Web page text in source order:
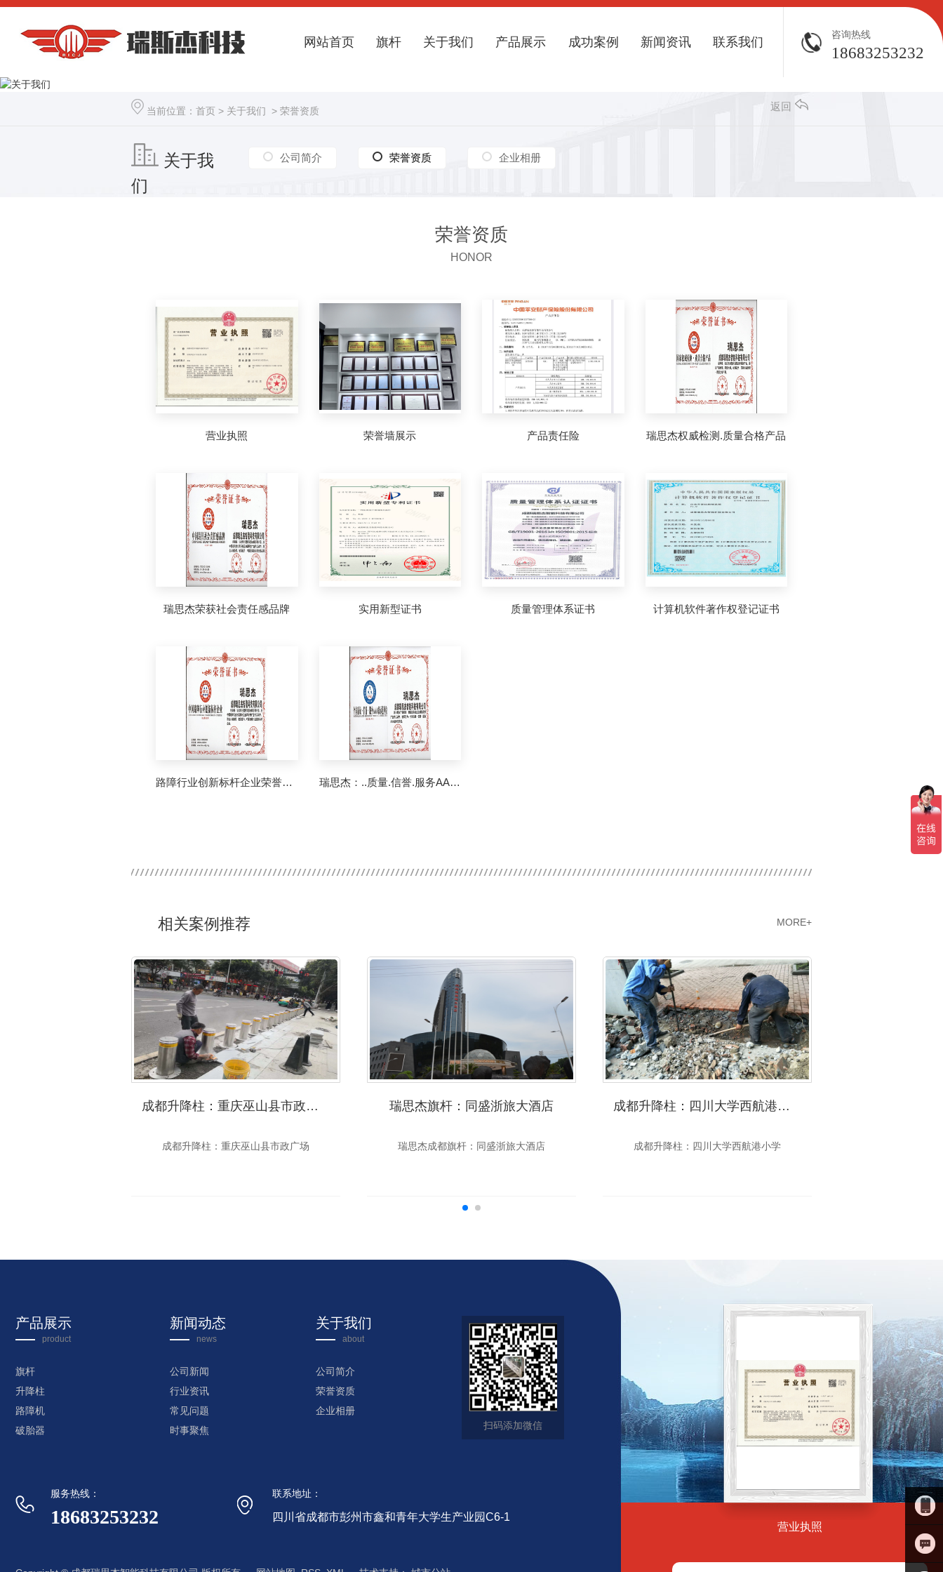
网站首页 旗杆 关于我们 产品展示 成功案例 新闻资讯 联系我们
咨询热线
18683253232
当前位置： 首页 > 关于我们 > 荣誉资质 返回
关于我
们
公司简介 荣誉资质
荣誉资质 企业相册
荣誉资质
HONOR
营业执照 荣誉墙展示 产品责任险 瑞思杰权威检测.质量合格产品
瑞思杰荣获社会责任感品牌 实用新型证书 质量管理体系证书 计算机软件著作权登记证书
路障行业创新标杆企业荣誉证书 瑞思杰：..质量.信誉.服务AAA级示范单位证书
相关案例推荐 MORE+
成都升降柱：重庆巫山县市政广场
成都升降柱：重庆巫山县市政广场
瑞思杰旗杆：同盛浙旅大酒店
瑞思杰成都旗杆：同盛浙旅大酒店
成都升降柱：四川大学西航港小学
成都升降柱：四川大学西航港小学
产品展示
product
旗杆
升降柱
路障机
破胎器
新闻动态
news
公司新闻
行业资讯
常见问题
时事聚焦
关于我们
about
公司简介
荣誉资质
企业相册
扫码添加微信
服务热线：
18683253232
联系地址：
四川省成都市彭州市鑫和青年大学生产业园C6-1
营业执照